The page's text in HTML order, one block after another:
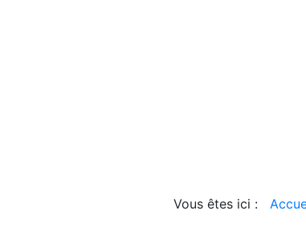
Vous êtes ici :